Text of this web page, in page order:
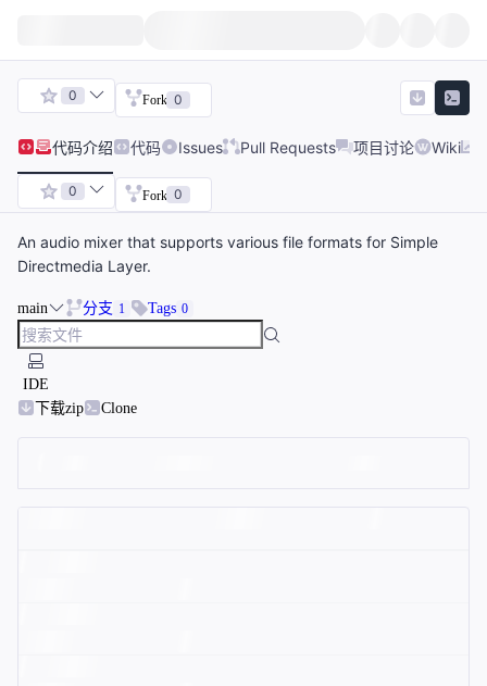
0 Fork 0
代码介绍 代码 Issues Pull Requests 项目讨论 Wiki
0 Fork 0
An audio mixer that supports various file formats for Simple
Directmedia Layer.
main 分支 1 Tags 0
IDE
下载zip
Clone